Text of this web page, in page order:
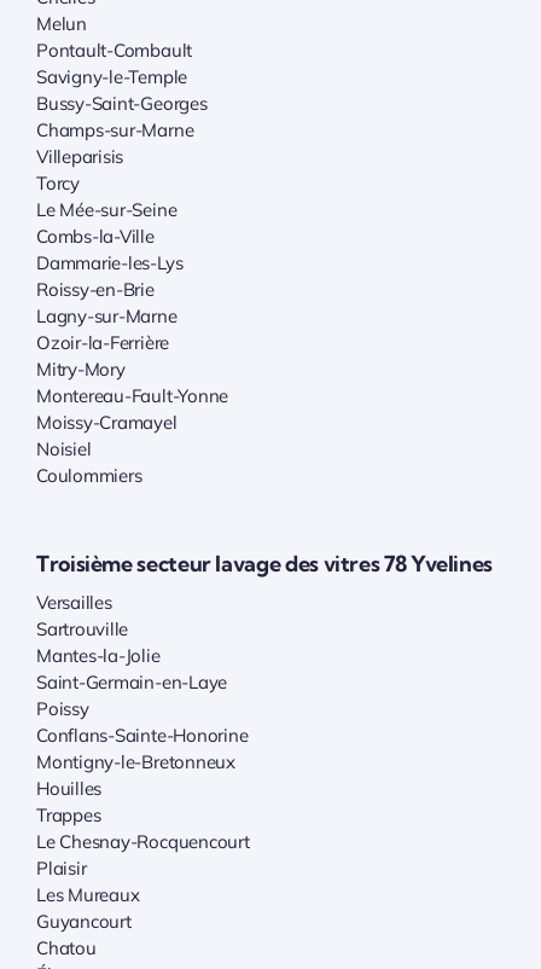
Melun
Pontault-Combault
Savigny-le-Temple
Bussy-Saint-Georges
Champs-sur-Marne
Villeparisis
Torcy
Le Mée-sur-Seine
Combs-la-Ville
Dammarie-les-Lys
Roissy-en-Brie
Lagny-sur-Marne
Ozoir-la-Ferrière
Mitry-Mory
Montereau-Fault-Yonne
Moissy-Cramayel
Noisiel
Coulommiers
Troisième secteur lavage des vitres 78 Yvelines
Versailles
Sartrouville
Mantes-la-Jolie
Saint-Germain-en-Laye
Poissy
Conflans-Sainte-Honorine
Montigny-le-Bretonneux
Houilles
Trappes
Le Chesnay-Rocquencourt
Plaisir
Les Mureaux
Guyancourt
Chatou